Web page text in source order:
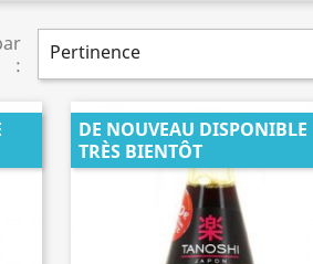
:
Pertinence
DE NOUVEAU DISPONIBLE
TRÈS BIENTÔT